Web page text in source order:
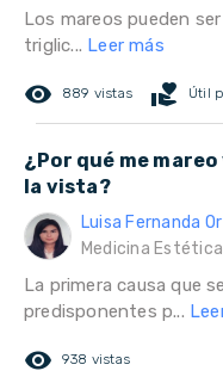
Los mareos pueden
triglic... Leer más
remove_red_eye 889 vistas volunteer_activism Útil
¿Por qué me
la vista?
Luisa Fernanda
Medicina Estética
La primera causa que
predisponentes p...
remove_red_eye 938 vistas